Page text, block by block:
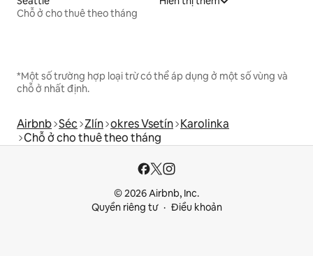
Chỗ ở cho thuê theo tháng
*Một số trường hợp loại trừ có thể áp dụng ở một số vùng và
chỗ ở nhất định.
Airbnb Séc Zlín okres Vsetín Karolinka
Chỗ ở cho thuê theo tháng
© 2026 Airbnb, Inc.
Quyền riêng tư
Điều khoản